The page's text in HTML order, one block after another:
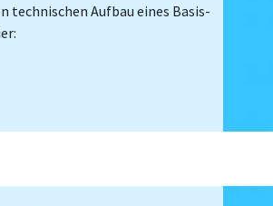
technischen Aufbau eines Basis-